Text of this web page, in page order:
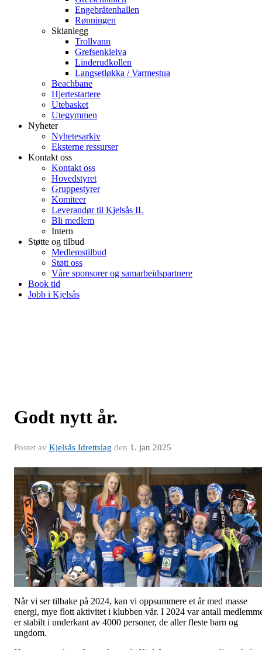
Engebråtenhallen
Rønningen
Skianlegg
Trollvann
Grefsenkleiva
Linderudkollen
Langsetløkka / Varmestua
Beachbane
Hjertestartere
Utebasket
Utegymmen
Nyheter
Nyhetesarkiv
Eksterne ressurser
Kontakt oss
Kontakt oss
Hovedstyret
Gruppestyrer
Komiteer
Leverandør til Kjelsås IL
Bli medlem
Intern
Støtte og tilbud
Medlemstilbud
Støtt oss
Våre sponsorer og samarbeidspartnere
Book tid
Jobb i Kjelsås
Godt nytt år.
Postet av Kjelsås Idrettslag den 1. jan 2025
Når vi ser tilbake på 2024, kan vi oppsummere et år med masse
energi, mye flott aktivitet i klubben vår. I 2024 var antall
er stabilt i underkant av 4000 personer, de aller fleste barn og
ungdom.